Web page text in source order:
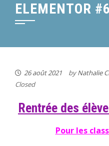
ELEMENTOR
26 août 2021 byNathalie
Closed
Rentrée des
Pour les